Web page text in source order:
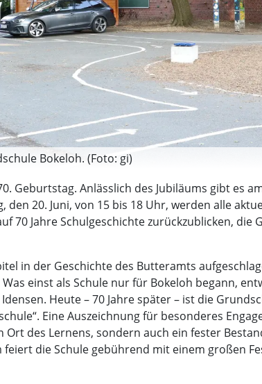
Bokeloh. (Foto: gi)
Geburtstag. Anlässlich des Jubiläums gibt es
den 20. Juni, von 15 bis 18 Uhr, werden alle
70 Jahre Schulgeschichte zurückzublicken,
in der Geschichte des Butteramts
einst als Schule nur für Bokeloh begann,
Heute – 70 Jahre später – ist die
Eine Auszeichnung für besonderes
des Lernens, sondern auch ein fester
die Schule gebührend mit einem großen